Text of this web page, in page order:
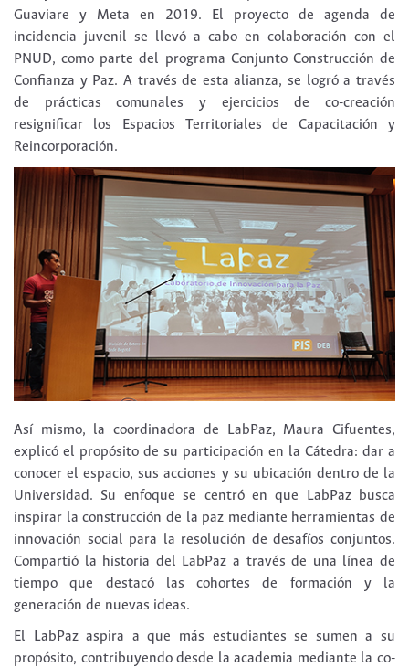
Guaviare y Meta en 2019. El proyecto de agenda de
incidencia juvenil se llevó a cabo en colaboración con el
PNUD, como parte del programa Conjunto Construcción de
Confianza y Paz. A través de esta alianza, se logró a través
de prácticas comunales y ejercicios de co-creación
resignificar los Espacios Territoriales de Capacitación y
Reincorporación.
Así mismo, la coordinadora de LabPaz, Maura Cifuentes,
explicó el propósito de su participación en la Cátedra: dar a
conocer el espacio, sus acciones y su ubicación dentro de la
Universidad. Su enfoque se centró en que LabPaz busca
inspirar la construcción de la paz mediante herramientas de
innovación social para la resolución de desafíos conjuntos.
Compartió la historia del LabPaz a través de una línea de
tiempo que destacó las cohortes de formación y la
generación de nuevas ideas.
El LabPaz aspira a que más estudiantes se sumen a su
propósito, contribuyendo desde la academia mediante la co-